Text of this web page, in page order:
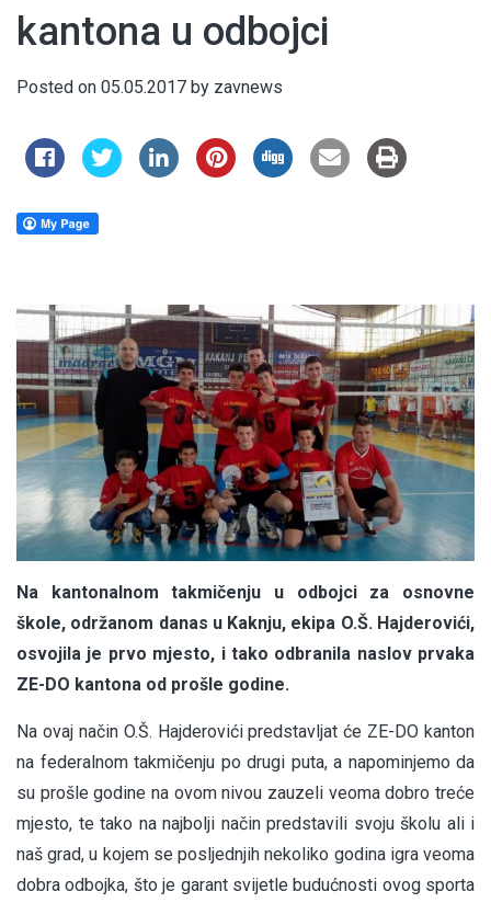
kantona u odbojci
Posted on 05.05.2017 by zavnews
Na kantonalnom takmičenju u odbojci za osnovne
škole, održanom danas u Kaknju, ekipa O.Š. Hajderovići,
osvojila je prvo mjesto, i tako odbranila naslov prvaka
ZE-DO kantona od prošle godine.
Na ovaj način O.Š. Hajderovići predstavljat će ZE-DO kanton
na federalnom takmičenju po drugi puta, a napominjemo da
su prošle godine na ovom nivou zauzeli veoma dobro treće
mjesto, te tako na najbolji način predstavili svoju školu ali i
naš grad, u kojem se posljednjih nekoliko godina igra veoma
dobra odbojka, što je garant svijetle budućnosti ovog sporta